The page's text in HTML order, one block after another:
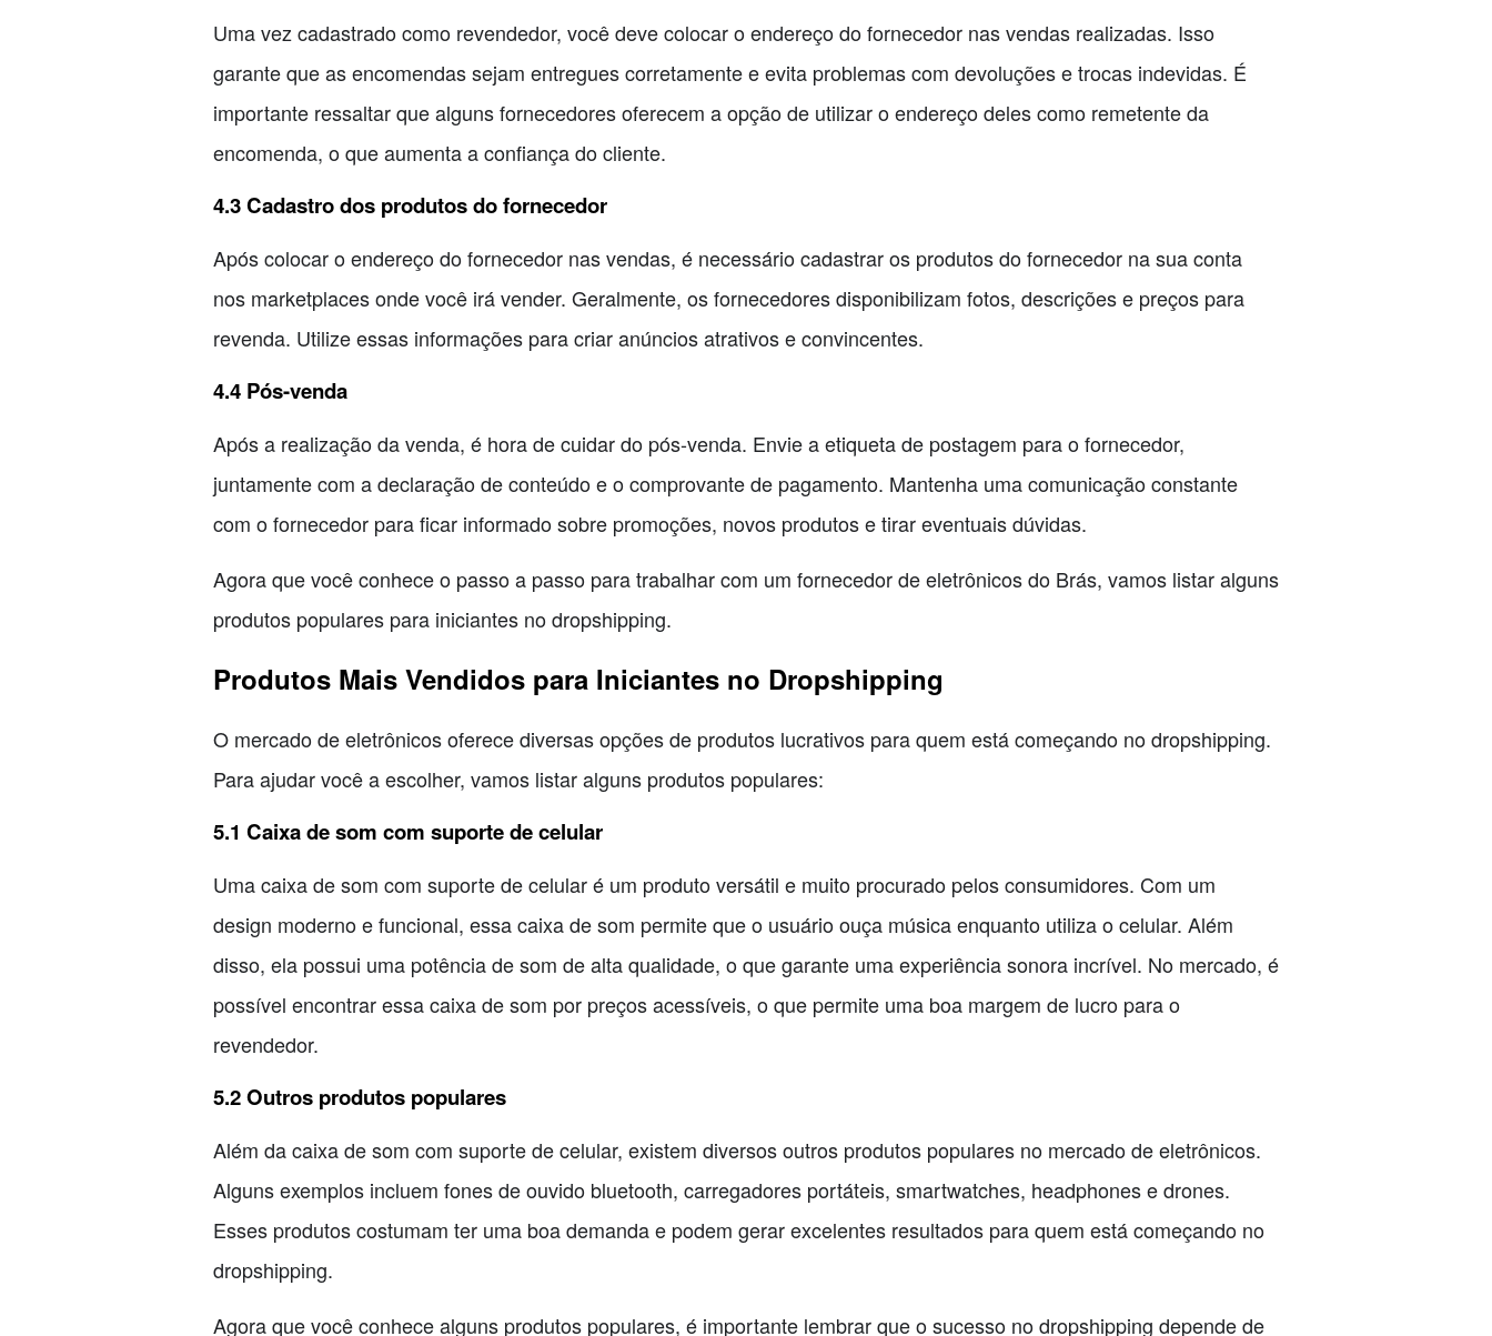
Uma vez cadastrado como revendedor, você deve colocar o endereço do fornecedor nas vendas realizadas. Isso
garante que as encomendas sejam entregues corretamente e evita problemas com devoluções e trocas indevidas. É
importante ressaltar que alguns fornecedores oferecem a opção de utilizar o endereço deles como remetente da
encomenda, o que aumenta a confiança do cliente.
4.3 Cadastro dos produtos do fornecedor
Após colocar o endereço do fornecedor nas vendas, é necessário cadastrar os produtos do fornecedor na sua conta
nos marketplaces onde você irá vender. Geralmente, os fornecedores disponibilizam fotos, descrições e preços para
revenda. Utilize essas informações para criar anúncios atrativos e convincentes.
4.4 Pós-venda
Após a realização da venda, é hora de cuidar do pós-venda. Envie a etiqueta de postagem para o fornecedor,
juntamente com a declaração de conteúdo e o comprovante de pagamento. Mantenha uma comunicação constante
com o fornecedor para ficar informado sobre promoções, novos produtos e tirar eventuais dúvidas.
Agora que você conhece o passo a passo para trabalhar com um fornecedor de eletrônicos do Brás, vamos listar alguns
produtos populares para iniciantes no dropshipping.
Produtos Mais Vendidos para Iniciantes no Dropshipping
O mercado de eletrônicos oferece diversas opções de produtos lucrativos para quem está começando no dropshipping.
Para ajudar você a escolher, vamos listar alguns produtos populares:
5.1 Caixa de som com suporte de celular
Uma caixa de som com suporte de celular é um produto versátil e muito procurado pelos consumidores. Com um
design moderno e funcional, essa caixa de som permite que o usuário ouça música enquanto utiliza o celular. Além
disso, ela possui uma potência de som de alta qualidade, o que garante uma experiência sonora incrível. No mercado, é
possível encontrar essa caixa de som por preços acessíveis, o que permite uma boa margem de lucro para o
revendedor.
5.2 Outros produtos populares
Além da caixa de som com suporte de celular, existem diversos outros produtos populares no mercado de eletrônicos.
Alguns exemplos incluem fones de ouvido bluetooth, carregadores portáteis, smartwatches, headphones e drones.
Esses produtos costumam ter uma boa demanda e podem gerar excelentes resultados para quem está começando no
dropshipping.
Agora que você conhece alguns produtos populares, é importante lembrar que o sucesso no dropshipping depende de